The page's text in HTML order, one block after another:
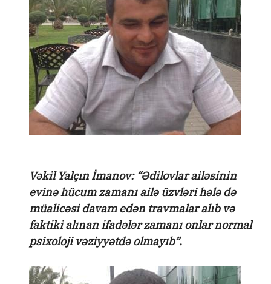
Vəkil Yalçın İmanov: “Ədilovlar ailəsinin
evinə hücum zamanı ailə üzvləri hələ də
müalicəsi davam edən travmalar alıb və
faktiki alınan ifadələr zamanı onlar normal
psixoloji vəziyyətdə olmayıb”.